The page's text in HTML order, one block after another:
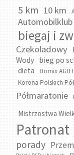
5 km 10 km
biegaj i
Czekoladowy
Wody bieg po
dieta Domix AGD
Korona Polskich
Półmaratonie
Mistrzostwa
Patronat
porady